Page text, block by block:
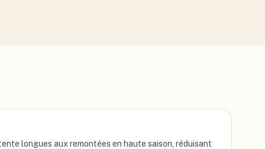
longues aux remontées en haute saison, réduisant